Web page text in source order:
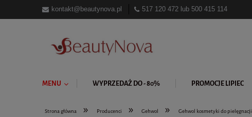
kontakt@beautynova.pl 517 120 472 lub 500 415 114
MENU WYPRZEDAŻ DO - 80% PROMOCJE LIPIEC
Strona główna » Producenci » Gehwol » Gehwol kosmetyki do pielęgnacji